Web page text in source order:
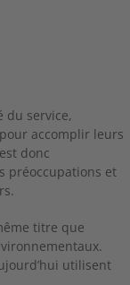
du service,
accomplir leurs
donc
préoccupations et
titre que
utilisent